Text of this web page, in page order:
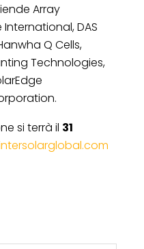
Array
DAS
Q Cells,
Technologies,
si terrà il 31